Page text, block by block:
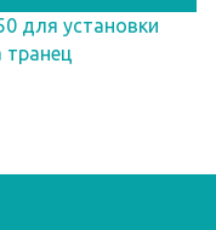
для установки
транец